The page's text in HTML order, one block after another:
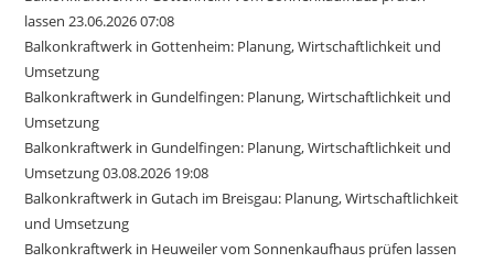
lassen 23.06.2026 07:08
Balkonkraftwerk in Gottenheim: Planung, Wirtschaftlichkeit und
Umsetzung
Balkonkraftwerk in Gundelfingen: Planung, Wirtschaftlichkeit und
Umsetzung
Balkonkraftwerk in Gundelfingen: Planung, Wirtschaftlichkeit und
Umsetzung 03.08.2026 19:08
Balkonkraftwerk in Gutach im Breisgau: Planung, Wirtschaftlichkeit
und Umsetzung
Balkonkraftwerk in Heuweiler vom Sonnenkaufhaus prüfen lassen